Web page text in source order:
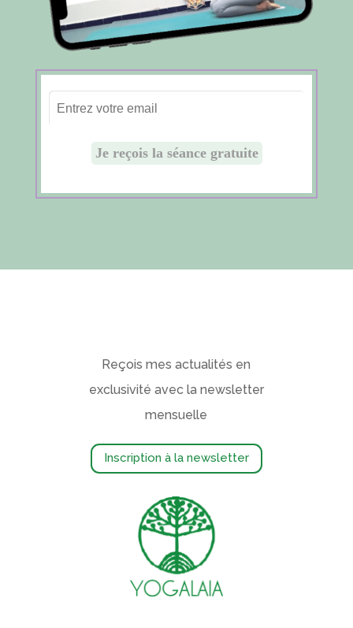
Reçois mes actualités en
exclusivité avec la newsletter
mensuelle
Inscription à la newsletter